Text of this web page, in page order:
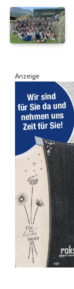
Anzeige